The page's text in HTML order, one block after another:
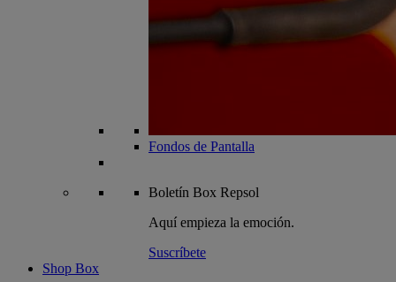
Fondos de Pantalla
Boletín Box Repsol
Aquí empieza la emoción.
Suscríbete
Shop Box